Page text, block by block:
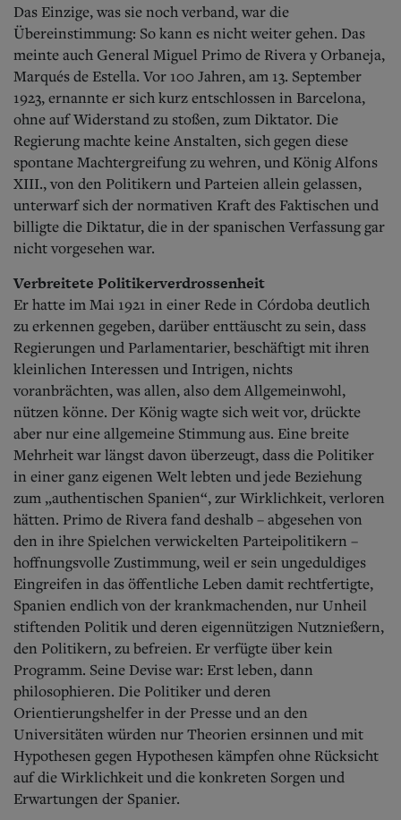
Das Einzige, was sie noch verband, war die
Übereinstimmung: So kann es nicht weiter gehen. Das
meinte auch General Miguel Primo de Rivera y Orbaneja,
Marqués de Estella. Vor 100 Jahren, am 13. September
1923, ernannte er sich kurz entschlossen in Barcelona,
ohne auf Widerstand zu stoßen, zum Diktator. Die
Regierung machte keine Anstalten, sich gegen diese
spontane Machtergreifung zu wehren, und König Alfons
XIII., von den Politikern und Parteien allein gelassen,
unterwarf sich der normativen Kraft des Faktischen und
billigte die Diktatur, die in der spanischen Verfassung gar
nicht vorgesehen war.
Verbreitete Politikerverdrossenheit
Er hatte im Mai 1921 in einer Rede in Córdoba deutlich
zu erkennen gegeben, darüber enttäuscht zu sein, dass
Regierungen und Parlamentarier, beschäftigt mit ihren
kleinlichen Interessen und Intrigen, nichts
voranbrächten, was allen, also dem Allgemeinwohl,
nützen könne. Der König wagte sich weit vor, drückte
aber nur eine allgemeine Stimmung aus. Eine breite
Mehrheit war längst davon überzeugt, dass die Politiker
in einer ganz eigenen Welt lebten und jede Beziehung
zum „authentischen Spanien“, zur Wirklichkeit, verloren
hätten. Primo de Rivera fand deshalb – abgesehen von
den in ihre Spielchen verwickelten Parteipolitikern –
hoffnungsvolle Zustimmung, weil er sein ungeduldiges
Eingreifen in das öffentliche Leben damit rechtfertigte,
Spanien endlich von der krankmachenden, nur Unheil
stiftenden Politik und deren eigennützigen Nutznießern,
den Politikern, zu befreien. Er verfügte über kein
Programm. Seine Devise war: Erst leben, dann
philosophieren. Die Politiker und deren
Orientierungshelfer in der Presse und an den
Universitäten würden nur Theorien ersinnen und mit
Hypothesen gegen Hypothesen kämpfen ohne Rücksicht
auf die Wirklichkeit und die konkreten Sorgen und
Erwartungen der Spanier.